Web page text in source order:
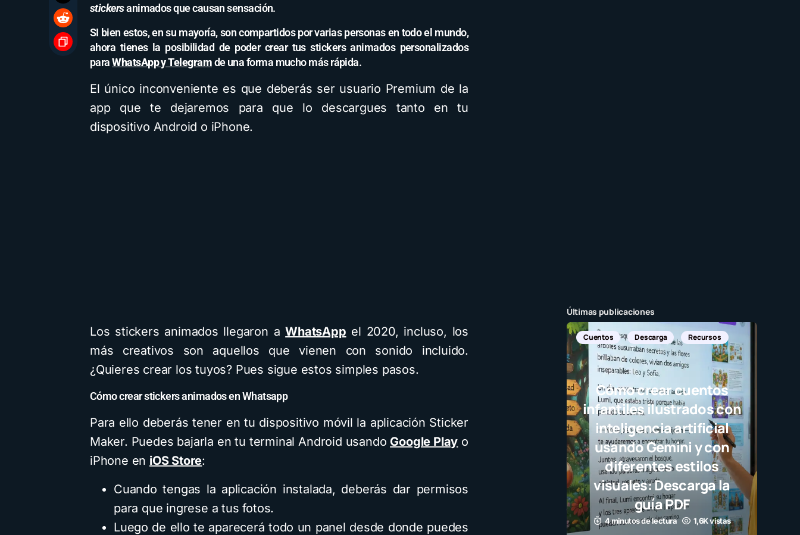
stickersanimados que causan sensación.
SI bien estos, en su mayoría, son compartidos por varias personas en todo el mundo,
ahora tienes la posibilidad de poder crear tus stickers animados personalizados
paraWhatsApp y Telegramde una forma mucho más rápida.
El único inconveniente es que deberás ser usuario Premium de la
app que te dejaremos para que lo descargues tanto en tu
dispositivo Android o iPhone.
Los stickers animados llegaron aWhatsApp el 2020, incluso, los
más creativos son aquellos que vienen con sonido incluido.
¿Quieres crear los tuyos? Pues sigue estos simples pasos.
Cómo crear stickers animados en Whatsapp
Para ello deberás tener en tu dispositivo móvil la aplicación Sticker
Maker. Puedes bajarla en tu terminal Android usando Google Play o
iPhone en iOS Store:
Cuando tengas la aplicación instalada, deberás dar permisos
para que ingrese a tus fotos.
Luego de ello te aparecerá todo un panel desde donde puedes
Últimas publicaciones
Cuentos Descarga Recursos
Cómo crear cuentos
infantiles ilustrados con
inteligencia artificial
usando Gemini y con
diferentes estilos
visuales: Descarga la
guía PDF
4 minutos de lectura 1,6K vistas